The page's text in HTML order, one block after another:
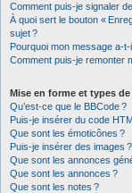
Comment puis-je signaler
À quoi sert le bouton «
sujet ?
Pourquoi mon message a-
Comment puis-je remonter
Mise en forme et types
Qu’est-ce que le BBCode ?
Puis-je insérer du code
Que sont les émoticônes ?
Puis-je insérer des images ?
Que sont les annonces
Que sont les annonces ?
Que sont les notes ?